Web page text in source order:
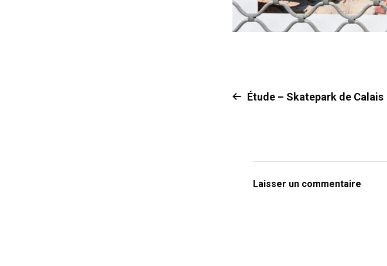
Étude – Skatepark de Calais
Laisser un commentaire